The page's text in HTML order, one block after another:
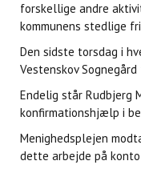
forskellige andre
kommunens stedlige
Den sidste torsdag i
Vestenskov
Endelig står Rudbjerg
konfirmationshjælp i
Menighedsplejen
dette arbejde på konto